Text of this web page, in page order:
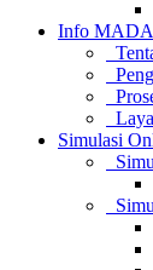
Info
Simulasi